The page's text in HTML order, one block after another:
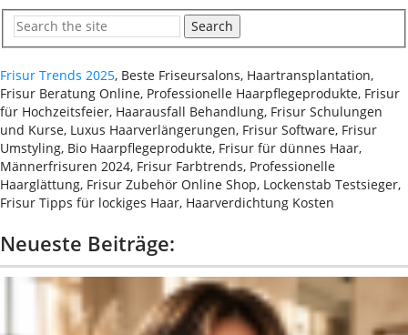
Search
Frisur Trends 2025, Beste Friseursalons, Haartransplantation,
Frisur Beratung Online, Professionelle Haarpflegeprodukte, Frisur
für Hochzeitsfeier, Haarausfall Behandlung, Frisur Schulungen
und Kurse, Luxus Haarverlängerungen, Frisur Software, Frisur
Umstyling, Bio Haarpflegeprodukte, Frisur für dünnes Haar,
Männerfrisuren 2024, Frisur Farbtrends, Professionelle
Haarglättung, Frisur Zubehör Online Shop, Lockenstab Testsieger,
Frisur Tipps für lockiges Haar, Haarverdichtung Kosten
Neueste Beiträge: